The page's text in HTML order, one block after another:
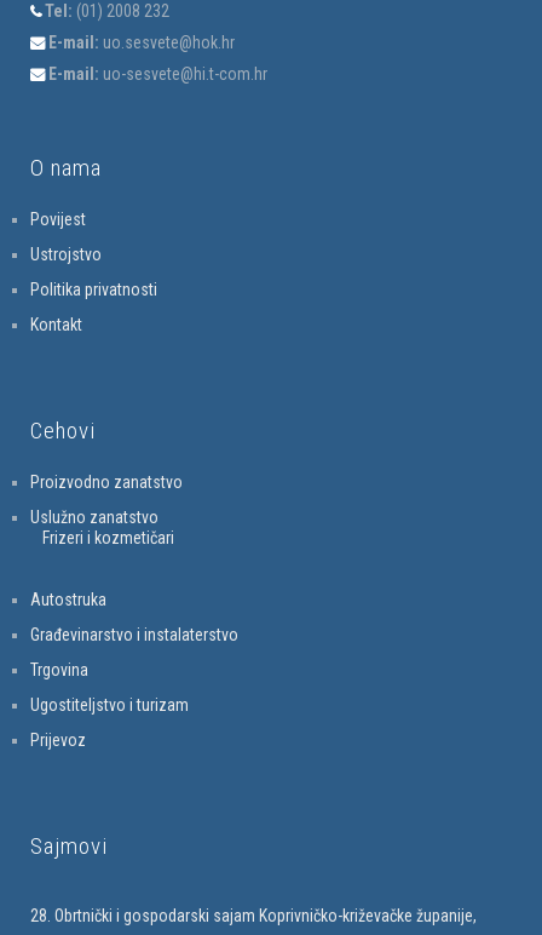
Tel: (01) 2008 232
E-mail: uo.sesvete@hok.hr
E-mail: uo-sesvete@hi.t-com.hr
O nama
Povijest
Ustrojstvo
Politika privatnosti
Kontakt
Cehovi
Proizvodno zanatstvo
Uslužno zanatstvo
Frizeri i kozmetičari
Autostruka
Građevinarstvo i instalaterstvo
Trgovina
Ugostiteljstvo i turizam
Prijevoz
Sajmovi
28. Obrtnički i gospodarski sajam Koprivničko-križevačke županije,